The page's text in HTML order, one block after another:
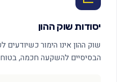
יסודות שוק ההון
שוק ההון אינו הימור כשיודעים
הבסיסיים להשקעה חכמה,